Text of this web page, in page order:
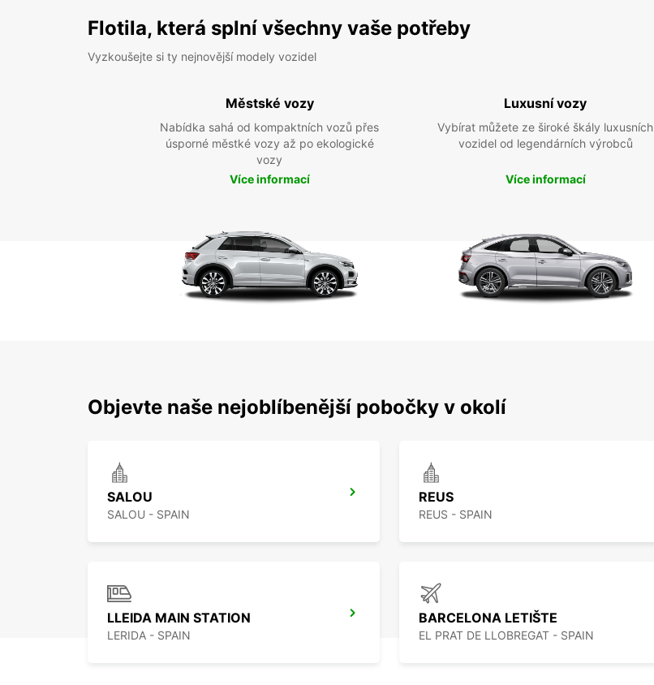
Flotila, která splní všechny vaše potřeby
Vyzkoušejte si ty nejnovější modely vozidel
Městské vozy
Nabídka sahá od kompaktních vozů přes
úsporné městké vozy až po ekologické
vozy
Více informací
Luxusní vozy
Vybírat můžete ze široké škály luxusních
vozidel od legendárních výrobců
Více informací
Objevte naše nejoblíbenější pobočky v okolí
SALOU
SALOU - SPAIN
REUS
REUS - SPAIN
LLEIDA MAIN STATION
LERIDA - SPAIN
BARCELONA LETIŠTE
EL PRAT DE LLOBREGAT - SPAIN